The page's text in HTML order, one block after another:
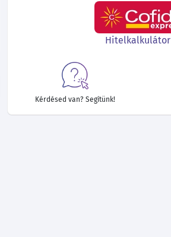
Hitelkalkulátor
Kérdésed van? Segítünk!